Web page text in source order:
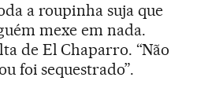
a roupinha suja que
mexe em nada.
de El Chaparro. “Não
foi sequestrado”.